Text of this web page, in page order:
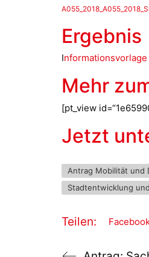
Ergebnis
I
Mehr
[pt_view
Jetzt
Antrag Mobilität und
Stadtentwicklung
Teilen: